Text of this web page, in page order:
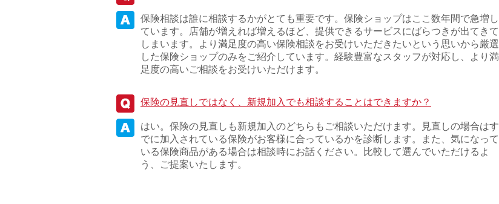
保険相談は誰に相談するかがとても重要です。保険ショップはここ数年間で急増し
ています。店舗が増えれば増えるほど、提供できるサービスにばらつきが出てきて
しまいます。より満足度の高い保険相談をお受けいただきたいという思いから厳選
した保険ショップのみをご紹介しています。経験豊富なスタッフが対応し、より満
足度の高いご相談をお受けいただけます。
保険の見直しではなく、新規加入でも相談することはできますか？
はい。保険の見直しも新規加入のどちらもご相談いただけます。見直しの場合はす
でに加入されている保険がお客様に合っているかを診断します。また、気になって
いる保険商品がある場合は相談時にお話ください。比較して選んでいただけるよ
う、ご提案いたします。